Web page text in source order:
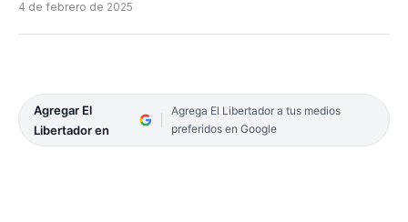
4 de febrero de 2025
Agregar El
Libertador en
Agrega El Libertador a tus medios
preferidos en Google